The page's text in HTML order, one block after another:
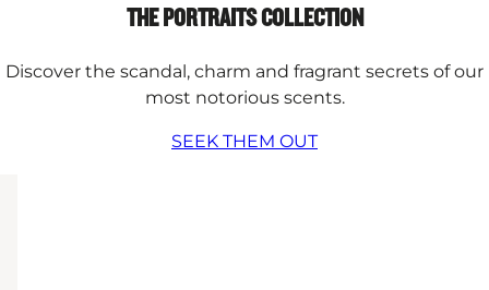
THE PORTRAITS COLLECTION
Discover the scandal, charm and fragrant secrets of our
most notorious scents.
SEEK THEM OUT